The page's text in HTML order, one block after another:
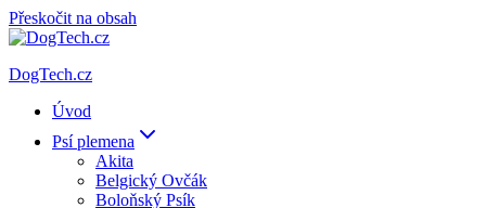
Přeskočit na obsah
DogTech.cz
Úvod
Psí plemena
Akita
Belgický Ovčák
Boloňský Psík